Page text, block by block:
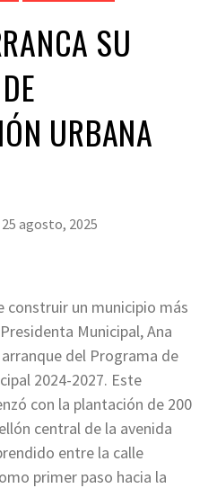
SU
URBANA
25 agosto, 2025
construir un municipio más
Municipal, Ana
del Programa de
2024-2027. Este
con la plantación de 200
central de la avenida
entre la calle
primer paso hacia la